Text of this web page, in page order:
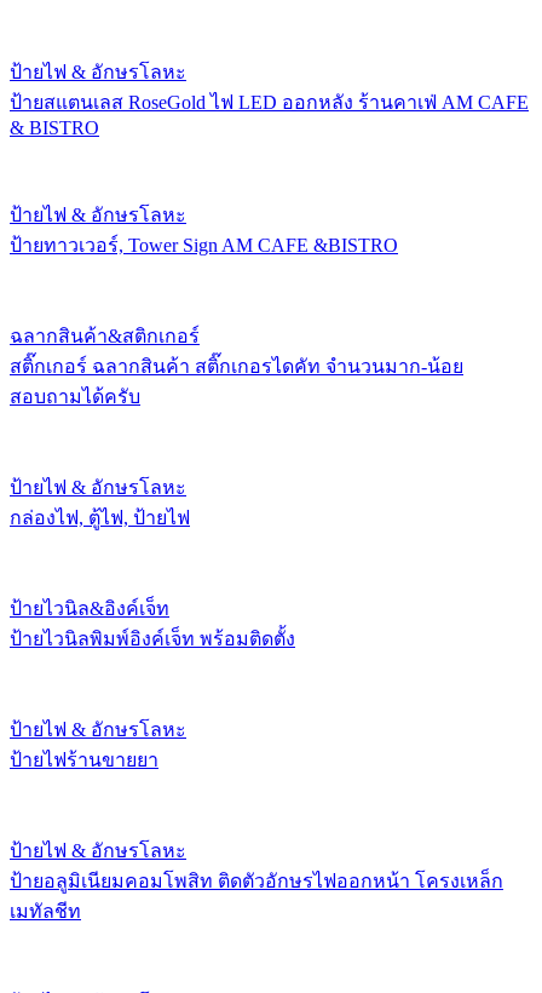
ป้ายไฟ & อักษรโลหะ
ป้ายสแตนเลส RoseGold ไฟ LED ออกหลัง ร้านคาเฟ่ AM CAFE
& BISTRO
ป้ายไฟ & อักษรโลหะ
ป้ายทาวเวอร์, Tower Sign AM CAFE &BISTRO
ฉลากสินค้า&สติกเกอร์
สติ๊กเกอร์ ฉลากสินค้า สติ๊กเกอรไดคัท จำนวนมาก-น้อย
สอบถามได้ครับ
ป้ายไฟ & อักษรโลหะ
กล่องไฟ, ตู้ไฟ, ป้ายไฟ
ป้ายไวนิล&อิงค์เจ็ท
ป้ายไวนิลพิมพ์อิงค์เจ็ท พร้อมติดตั้ง
ป้ายไฟ & อักษรโลหะ
ป้ายไฟร้านขายยา
ป้ายไฟ & อักษรโลหะ
ป้ายอลูมิเนียมคอมโพสิท ติดตัวอักษรไฟออกหน้า โครงเหล็ก
เมทัลชีท